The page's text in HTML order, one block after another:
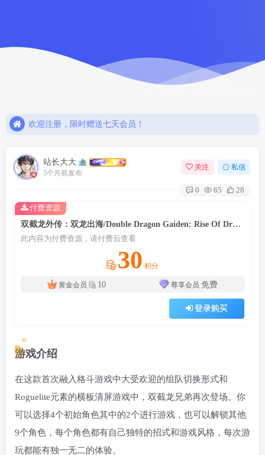
欢迎注册，限时赠送七天会员！
网盘链接失效，请联系站长解决或退款！！
欢迎注册，限时赠送七天会员！
站长大大
5个月前发布
关注 私信
0 65 28
双截龙外传：双龙出海/Double Dragon Gaiden: Rise Of Dragons
此内容为付费资源，请付费后查看
30 积分
黄金会员 10 尊享会员 免费
登录购买
付费资源
游戏介绍
在这款首次融入格斗游戏中大受欢迎的组队切换形式和
Roguelite元素的横板清屏游戏中，双截龙兄弟再次登场。你
可以选择4个初始角色其中的2个进行游戏，也可以解锁其他
9个角色，每个角色都有自己独特的招式和游戏风格，每次游
玩都能有独一无二的体验。